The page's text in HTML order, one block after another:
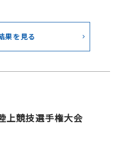
果を見る
上競技選手権大会